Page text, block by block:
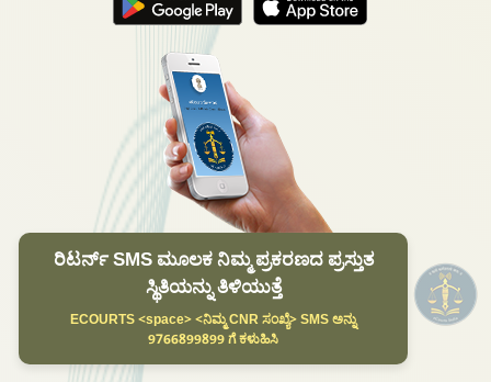
ರಿಟರ್ನ್ SMS ಮೂಲಕ ನಿಮ್ಮ ಪ್ರಕರಣದ ಪ್ರಸ್ತುತ
ಸ್ಥಿತಿಯನ್ನು ತಿಳಿಯುತ್ತೆ
ECOURTS <space> <ನಿಮ್ಮ CNR ಸಂಖ್ಯೆ> SMS ಅನ್ನು
9766899899 ಗೆ ಕಳುಹಿಸಿ